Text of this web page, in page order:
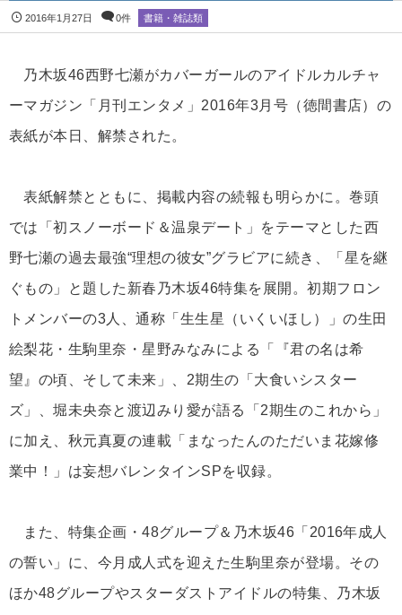
2016年1月27日 0件 書籍・雑誌類
乃木坂46西野七瀬がカバーガールのアイドルカルチャ
ーマガジン「月刊エンタメ」2016年3月号（徳間書店）の
表紙が本日、解禁された。
表紙解禁とともに、掲載内容の続報も明らかに。巻頭
では「初スノーボード＆温泉デート」をテーマとした西
野七瀬の過去最強“理想の彼女”グラビアに続き、「星を継
ぐもの」と題した新春乃木坂46特集を展開。初期フロン
トメンバーの3人、通称「生生星（いくいほし）」の生田
絵梨花・生駒里奈・星野みなみによる「『君の名は希
望』の頃、そして未来」、2期生の「大食いシスター
ズ」、堀未央奈と渡辺みり愛が語る「2期生のこれから」
に加え、秋元真夏の連載「まなったんのただいま花嫁修
業中！」は妄想バレンタインSPを収録。
また、特集企画・48グループ＆乃木坂46「2016年成人
の誓い」に、今月成人式を迎えた生駒里奈が登場。その
ほか48グループやスターダストアイドルの特集、乃木坂